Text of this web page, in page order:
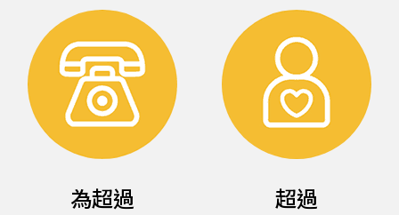
為超過 超過